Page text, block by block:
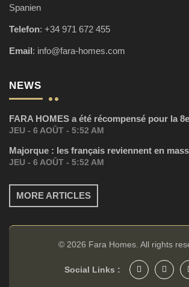
Spanien
Telefon: +34 971 672 455
Email: info@fara-homes.com
NEWS
FARA HOMES a été récompensé pour la
JEU - 6 AOÛT - 5:52 AM
Majorque : les français reviennent en
JEU - 6 AOÛT - 5:52 AM
MORE ARTICLES
© 2026 Fara Homes . All rights
Social Links :